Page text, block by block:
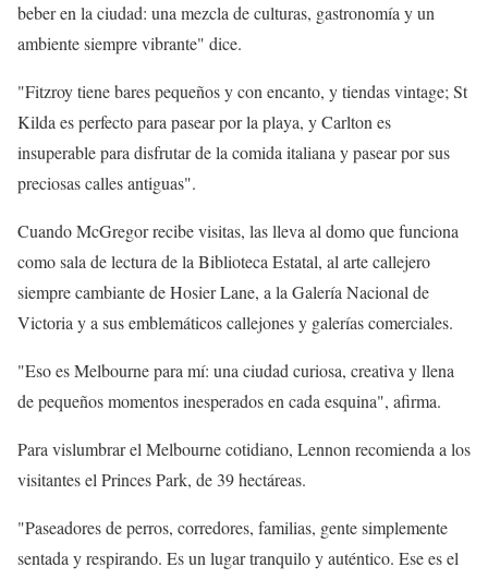
beber en la ciudad: una mezcla de culturas, gastronomía y un
ambiente siempre vibrante" dice.
"Fitzroy tiene bares pequeños y con encanto, y tiendas vintage; St
Kilda es perfecto para pasear por la playa, y Carlton es
insuperable para disfrutar de la comida italiana y pasear por sus
preciosas calles antiguas".
Cuando McGregor recibe visitas, las lleva al domo que funciona
como sala de lectura de la Biblioteca Estatal, al arte callejero
siempre cambiante de Hosier Lane, a la Galería Nacional de
Victoria y a sus emblemáticos callejones y galerías comerciales.
"Eso es Melbourne para mí: una ciudad curiosa, creativa y llena
de pequeños momentos inesperados en cada esquina", afirma.
Para vislumbrar el Melbourne cotidiano, Lennon recomienda a los
visitantes el Princes Park, de 39 hectáreas.
"Paseadores de perros, corredores, familias, gente simplemente
sentada y respirando. Es un lugar tranquilo y auténtico. Ese es el